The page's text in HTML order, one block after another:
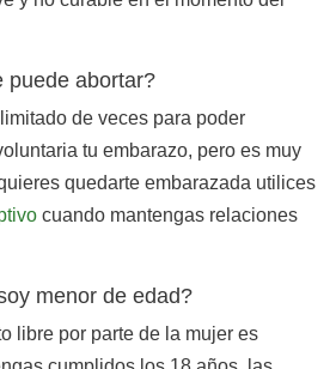
puede abortar?
de veces para poder
tu embarazo, pero es muy
quedarte embarazada utilices
cuando mantengas relaciones
menor de edad?
libre por parte de la mujer es